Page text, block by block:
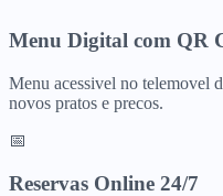
Menu Digital com QR
Menu acessivel no telemovel
novos pratos e precos.
📅
Reservas Online 24/7